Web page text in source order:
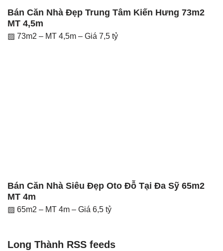
Bán Căn Nhà Đẹp Trung Tâm Kiến Hưng 73m2
MT 4,5m
▨ 73m2 – MT 4,5m – Giá 7,5 tỷ
Bán Căn Nhà Siêu Đẹp Oto Đỗ Tại Đa Sỹ 65m2
MT 4m
▨ 65m2 – MT 4m – Giá 6,5 tỷ
Long Thành RSS feeds